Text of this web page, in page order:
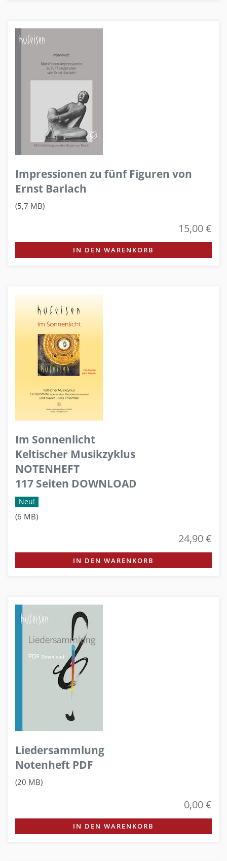
Impressionen zu fünf Figuren von
Ernst Barlach
(5,7 MB)
15,00 €
IN DEN WARENKORB
Im Sonnenlicht
Keltischer Musikzyklus
NOTENHEFT
117 Seiten DOWNLOAD
Neu!
(6 MB)
24,90 €
IN DEN WARENKORB
Liedersammlung
Notenheft PDF
(20 MB)
0,00 €
IN DEN WARENKORB